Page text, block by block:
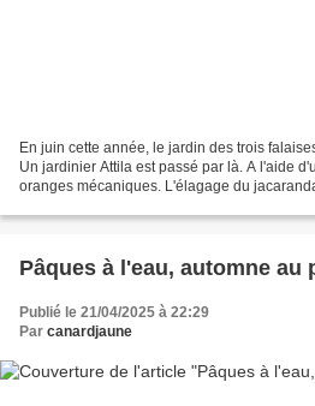
En juin cette année, le jardin des trois
Un jardinier Attila est passé par là. A l'aide
oranges mécaniques. L'élagage du
Pâques à l'eau, automne au
Publié le 21/04/2025 à 22:29
Par canardjaune